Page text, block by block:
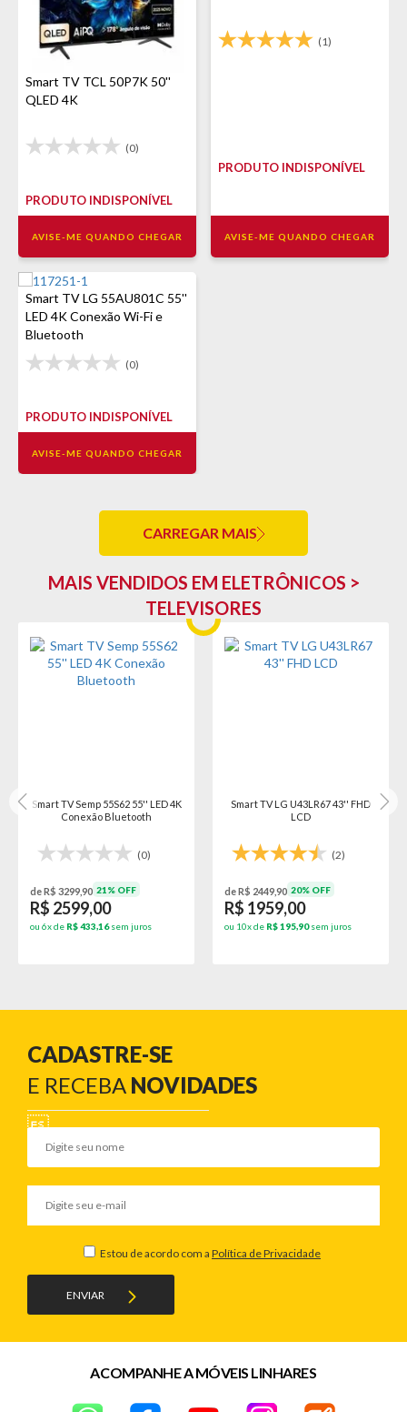
Smart TV TCL 50P7K 50''
QLED 4K
(0)
PRODUTO INDISPONÍVEL
AVISE-ME QUANDO CHEGAR
(1)
PRODUTO INDISPONÍVEL
AVISE-ME QUANDO CHEGAR
Smart TV LG 55AU801C 55''
LED 4K Conexão Wi-Fi e
Bluetooth
(0)
PRODUTO INDISPONÍVEL
AVISE-ME QUANDO CHEGAR
CARREGAR MAIS
MAIS VENDIDOS EM ELETRÔNICOS >
TELEVISORES
Smart TV Semp 55S62 55'' LED 4K
Conexão Bluetooth
(0)
de R$ 3299,90 21% OFF
R$ 2599,00
ou 6x de R$ 433,16sem juros
Smart TV LG U43LR67 43'' FHD
LCD
(2)
de R$ 2449,90 20% OFF
R$ 1959,00
ou 10x de R$ 195,90sem juros
CADASTRE-SE
E RECEBA NOVIDADES
ENVIAR
Estou de acordo com a Política de Privacidade
ACOMPANHE A MÓVEIS LINHARES